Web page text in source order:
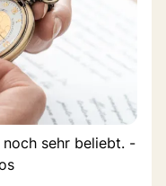
noch sehr beliebt. -